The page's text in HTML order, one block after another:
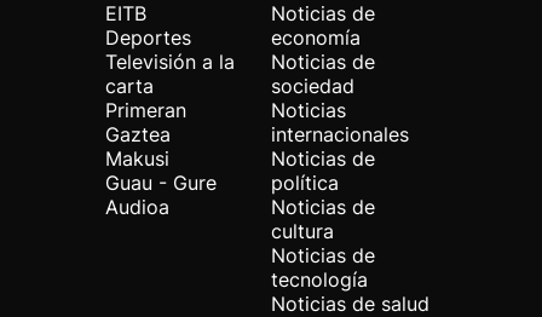
EITB
Deportes
Televisión a la
carta
Primeran
Gaztea
Makusi
Guau - Gure
Audioa
Noticias de
economía
Noticias de
sociedad
Noticias
internacionales
Noticias de
política
Noticias de
cultura
Noticias de
tecnología
Noticias de salud